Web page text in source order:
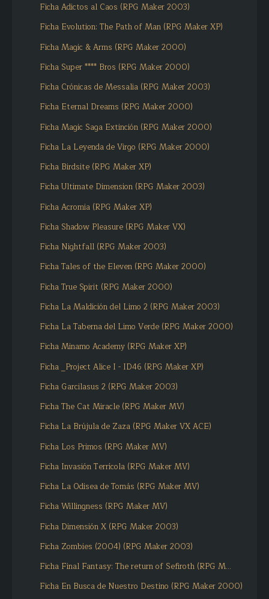
Ficha Adictos al Caos (RPG Maker 2003)
Ficha Evolution: The Path of Man (RPG Maker XP)
Ficha Magic & Arms (RPG Maker 2000)
Ficha Super **** Bros (RPG Maker 2000)
Ficha Crónicas de Messalia (RPG Maker 2003)
Ficha Eternal Dreams (RPG Maker 2000)
Ficha Magic Saga Extinción (RPG Maker 2000)
Ficha La Leyenda de Virgo (RPG Maker 2000)
Ficha Birdsite (RPG Maker XP)
Ficha Ultimate Dimension (RPG Maker 2003)
Ficha Acromia (RPG Maker XP)
Ficha Shadow Pleasure (RPG Maker VX)
Ficha Nightfall (RPG Maker 2003)
Ficha Tales of the Eleven (RPG Maker 2000)
Ficha True Spirit (RPG Maker 2000)
Ficha La Maldición del Limo 2 (RPG Maker 2003)
Ficha La Taberna del Limo Verde (RPG Maker 2000)
Ficha Minamo Academy (RPG Maker XP)
Ficha _Project Alice I - ID46 (RPG Maker XP)
Ficha Garcilasus 2 (RPG Maker 2003)
Ficha The Cat Miracle (RPG Maker MV)
Ficha La Brújula de Zaza (RPG Maker VX ACE)
Ficha Los Primos (RPG Maker MV)
Ficha Invasión Terrícola (RPG Maker MV)
Ficha La Odisea de Tomás (RPG Maker MV)
Ficha Willingness (RPG Maker MV)
Ficha Dimensión X (RPG Maker 2003)
Ficha Zombies (2004) (RPG Maker 2003)
Ficha Final Fantasy: The return of Sefiroth (RPG M...
Ficha En Busca de Nuestro Destino (RPG Maker 2000)